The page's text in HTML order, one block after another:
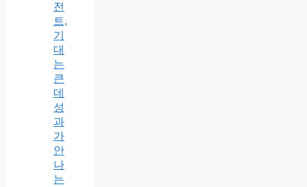
전
트,
기
대
는
큰
데
성
과
가
안
나
는